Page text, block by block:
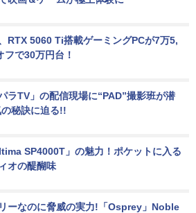
RTX 5060 Ti搭載ゲーミングPCが7万5,
フで30万円台！
パラTV」の配信現場に“PAD”撮影班が潜
の秘訣に迫る!!
SP4000T」の魅力！ポケットに入る
オの醍醐味
ーなのに脅威の実力!「Osprey」Noble